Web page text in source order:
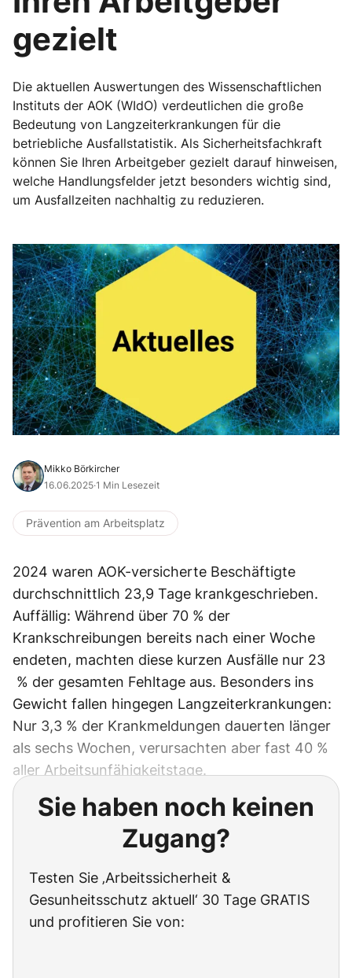
gezielt
Die aktuellen Auswertungen des Wissenschaftlichen
Instituts der AOK (WIdO) verdeutlichen die große
Bedeutung von Langzeiterkrankungen für die
betriebliche Ausfallstatistik. Als Sicherheitsfachkraft
können Sie Ihren Arbeitgeber gezielt darauf hinweisen,
welche Handlungsfelder jetzt besonders wichtig sind,
um Ausfallzeiten nachhaltig zu reduzieren.
Mikko Börkircher
16.06.2025·1 Min Lesezeit
Prävention am Arbeitsplatz
2024 waren AOK-versicherte Beschäftigte
durchschnittlich 23,9 Tage krankgeschrieben.
Auffällig: Während über 70 % der
Krankschreibungen bereits nach einer Woche
endeten, machten diese kurzen Ausfälle nur 23
% der gesamten Fehltage aus. Besonders ins
Gewicht fallen hingegen Langzeiterkrankungen:
Nur 3,3 % der Krankmeldungen dauerten länger
als sechs Wochen, verursachten aber fast 40 %
aller Arbeitsunfähigkeitstage.
Sie haben noch keinen
Zugang?
Testen Sie ‚Arbeitssicherheit &
Gesunheitsschutz aktuell‘ 30 Tage GRATIS
und profitieren Sie von: